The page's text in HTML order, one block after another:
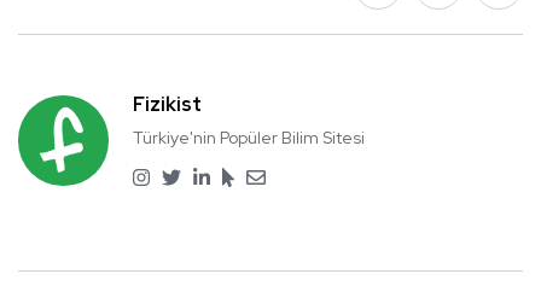
Fizikist
Türkiye'nin Popüler Bilim Sitesi